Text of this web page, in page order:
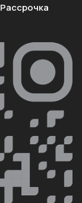
Рассрочка